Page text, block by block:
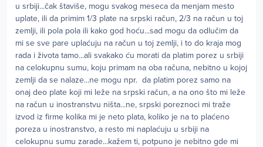
u srbiji...čak štaviše, mogu svakog meseca da menjam mesto
uplate, ili da primim 1/3 plate na srpski račun, 2/3 na račun u toj
zemlji, ili pola pola ili kako god hoću...sad mogu da odlučim da
mi se sve pare uplaćuju na račun u toj zemlji, i to do kraja mog
rada i života tamo...ali svakako ću morati da platim porez u srbiji
na celokupnu sumu, koju primam na oba računa, nebitno u kojoj
zemlji da se nalaze...ne mogu npr. da platim porez samo na
onaj deo plate koji mi leže na srpski račun, a na ono što mi leže
na račun u inostranstvu ništa...ne, srpski poreznoci mi traže
izvod iz firme kolika mi je neto plata, koliko je na to plaćeno
poreza u inostranstvo, a resto mi naplaćuju u srbiji na
celokupnu sumu zarade...kažem ti, potpuno je nebitno gde mi